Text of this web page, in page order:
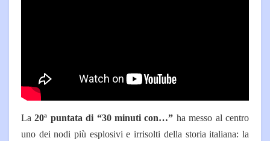
La20ª puntata di “30 minuti con…” ha messo al centro
uno dei nodi più esplosivi e irrisolti della storia italiana: la